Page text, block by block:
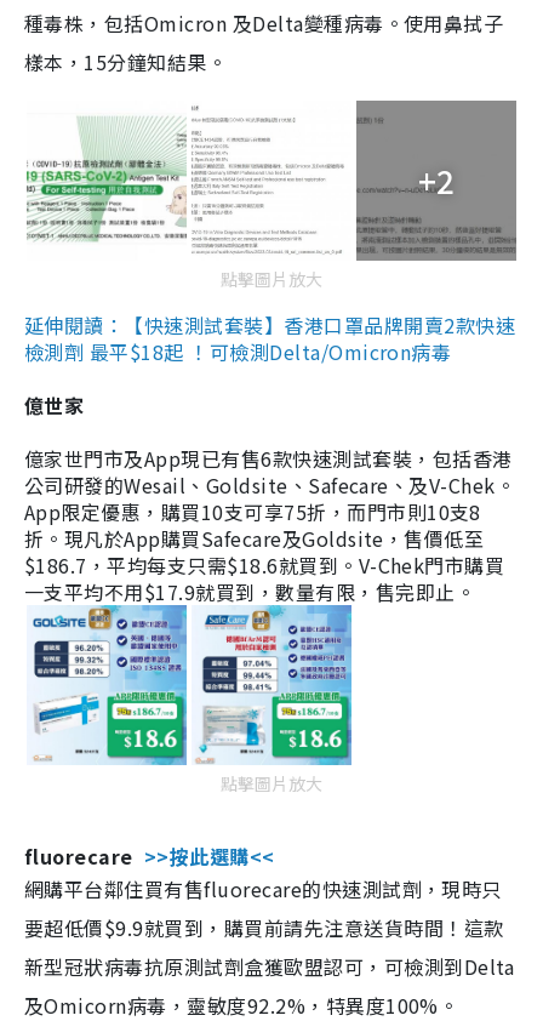
種毒株，包括Omicron 及Delta變種病毒。使用鼻拭子
樣本，15分鐘知結果。
+2
點擊圖片放大
延伸閱讀：【快速測試套裝】香港口罩品牌開賣2款快速
檢測劑 最平$18起 ！可檢測Delta/Omicron病毒
億世家
億家世門市及App現已有售6款快速測試套裝，包括香港
公司研發的Wesail、Goldsite、Safecare、及V-Chek。
App限定優惠，購買10支可享75折，而門市則10支8
折。現凡於App購買Safecare及Goldsite，售價低至
$186.7，平均每支只需$18.6就買到。V-Chek門市購買
一支平均不用$17.9就買到，數量有限，售完即止。
點擊圖片放大
fluorecare >>按此選購<<
網購平台鄰住買有售fluorecare的快速測試劑，現時只
要超低價$9.9就買到，購買前請先注意送貨時間！這款
新型冠狀病毒抗原測試劑盒獲歐盟認可，可檢測到Delta
及Omicorn病毒，靈敏度92.2%，特異度100%。